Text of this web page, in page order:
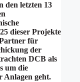
letzten 13
dieser Projekte
für
der
DCB als
um die
Anlagen geht.